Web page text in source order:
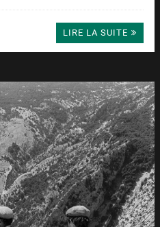
LIRE LA SUITE